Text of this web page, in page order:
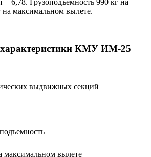
6,78. Грузоподъемность 990 кг на
максимальном вылете.
характеристики КМУ ИМ-25
выдвижных секций
максимальном вылете